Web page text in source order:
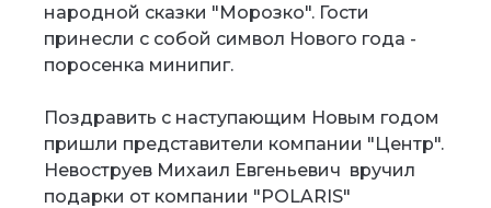
народной сказки "Морозко". Гости
принесли с собой символ Нового года -
поросенка минипиг.
Поздравить с наступающим Новым годом
пришли представители компании "Центр".
Невоструев Михаил Евгеньевич вручил
подарки от компании "POLARIS"